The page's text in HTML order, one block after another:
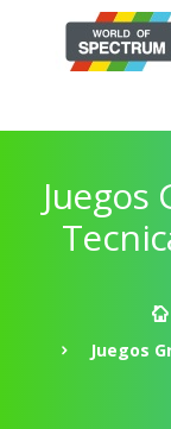
Juegos
Juegos